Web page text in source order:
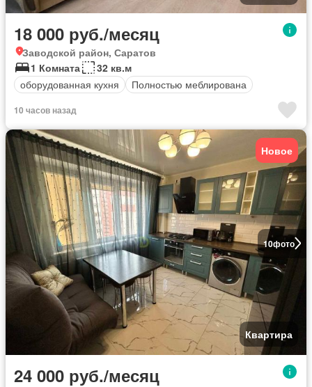
18 000 руб./месяц
Заводской район, Саратов
1 Комната
32 кв.м
оборудованная кухня
Полностью меблирована
10 часов назад
10фото
Новое
Квартира
24 000 руб./месяц